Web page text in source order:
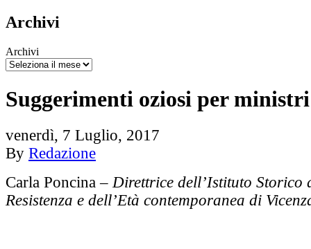
Archivi
Archivi
Suggerimenti oziosi per
venerdì, 7 Luglio, 2017
By Redazione
Carla Poncina –Direttrice dell’Istituto Storico
Resistenza e dell’Età contemporanea di